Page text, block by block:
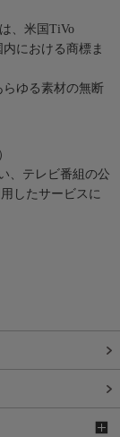
、米国TiVo
における商標ま
ゆる素材の無断
、テレビ番組の公
したサービスに